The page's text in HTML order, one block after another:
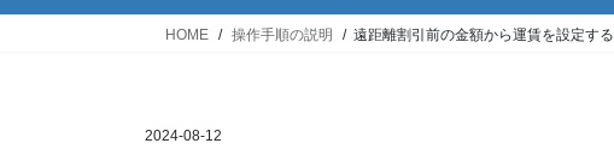
HOME 操作手順の説明 遠距離割引前の金額から運賃を設定する
2024-08-12